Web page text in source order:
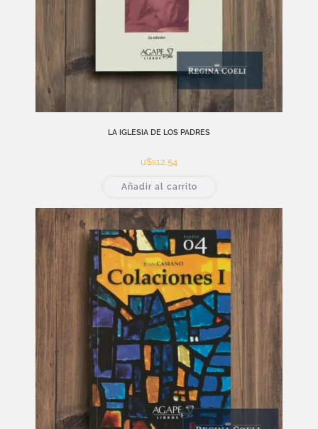
LA IGLESIA DE LOS PADRES
u$s12,54
Añadir al carrito